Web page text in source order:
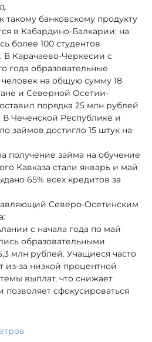
банковскому продукту
в Кабардино-Балкарии: на
более 100 студентов
Карачаево-Черкесии с
года образовательные
на общую сумму 18
и Северной Осетии-
порядка 25 млн рублей
Чеченской Республике и
займов достигло 15 штук на
получение займа на обучение
Кавказа стали январь и май
65% всех кредитов за
Северо-Осетинским
с начала года по май
образовательными
млн рублей. Учащиеся часто
из-за низкой процентной
выплат, что снижает
позволяет сфокусироваться